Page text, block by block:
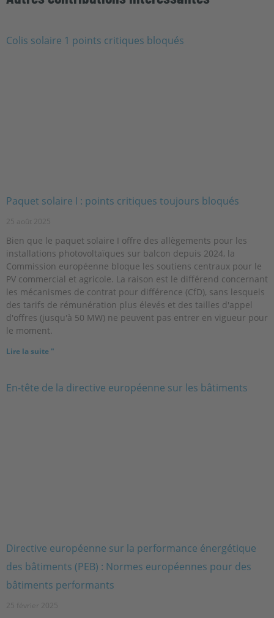
Paquet solaire I : points critiques toujours bloqués
25 août 2025
Bien que le paquet solaire I offre des allègements pour les
installations photovoltaïques sur balcon depuis 2024, la
Commission européenne bloque les soutiens centraux pour le
PV commercial et agricole. La raison est le différend concernant
les mécanismes de contrat pour différence (CfD), sans lesquels
des tarifs de rémunération plus élevés et des tailles d'appel
d'offres (jusqu'à 50 MW) ne peuvent pas entrer en vigueur pour
le moment.
Lire la suite "
Directive européenne sur la performance énergétique
des bâtiments (PEB) : Normes européennes pour des
bâtiments performants
25 février 2025